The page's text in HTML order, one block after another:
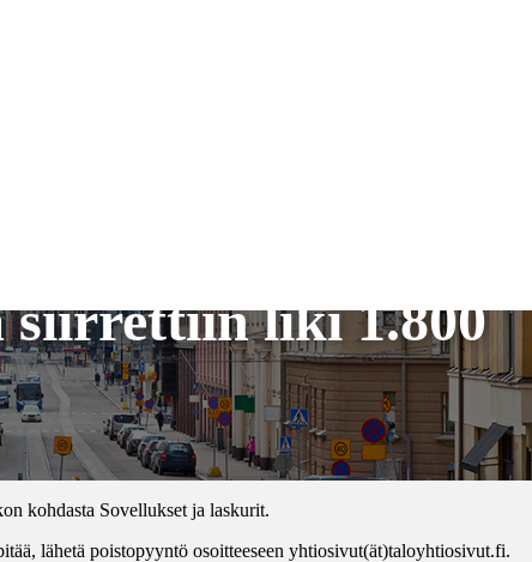
siirrettiin liki 1.800
kohdasta Sovellukset ja laskurit.
lähetä poistopyyntö osoitteeseen yhtiosivut(ät)taloyhtiosivut.fi.